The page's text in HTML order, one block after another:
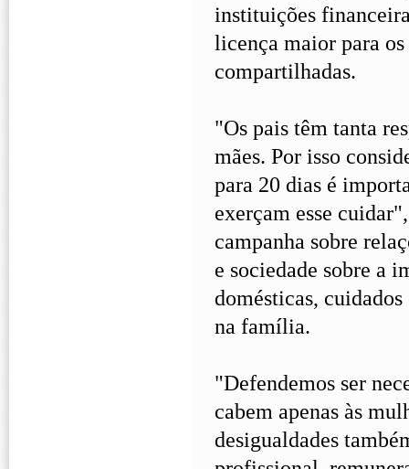
instituições
licença maior para os
compartilhadas.
"Os pais têm tanta
mães. Por isso
para 20 dias é
exerçam esse
campanha sobre
e sociedade sobre a
domésticas,
na famíl­ia.
"Defendemos ser
cabem apenas às
desigualdades